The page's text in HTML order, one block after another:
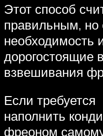
Этот способ
правильным, но
необходимость
дорогостоящие
взвешивания
Если требуется
наполнить
фреоном